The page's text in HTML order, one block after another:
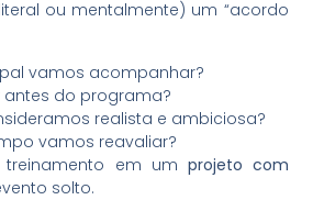
ou mentalmente) um “acordo
vamos acompanhar?
antes do programa?
realista e ambiciosa?
vamos reavaliar?
em um projeto com
solto.